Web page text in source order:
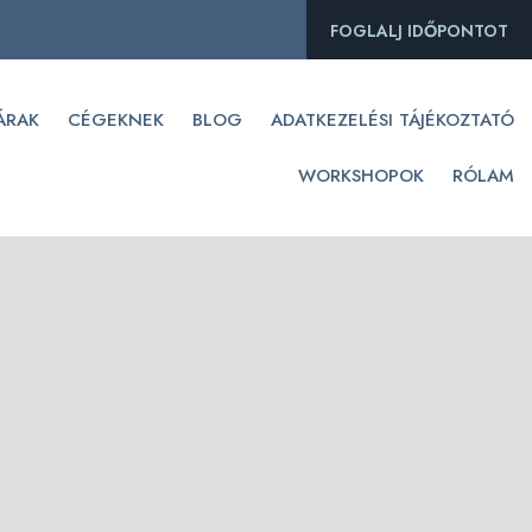
FOGLALJ IDŐPONTOT
CÉGEKNEK BLOG ADATKEZELÉSI TÁJÉKOZTATÓ
WORKSHOPOK RÓLAM